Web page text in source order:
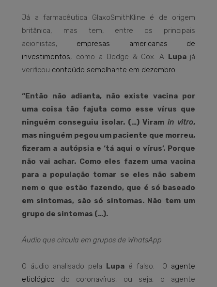
Já a farmacêutica GlaxoSmithKline é de origem
britânica, mas tem, entre os principais
acionistas, empresas americanas de
investimentos, como a Dodge & Cox. A Lupa já
verificou conteúdo semelhante em dezembro.
“Então não adianta, não existe vacina por
uma coisa tão fajuta como esse vírus que
ninguém conseguiu isolar. (…) Viram in vitro,
mas ninguém pegou um paciente que morreu,
fizeram a autópsia e ‘tá aqui o vírus’. Porque
não vai achar. Como eles fazem uma vacina
para a população tomar se eles não sabem
nem o que estão fazendo, que é só baseado
em sintomas, são só sintomas. Não tem um
grupo de sintomas (…).
Áudio que circula em grupos de WhatsApp
O áudio analisado pela Lupa é falso. O agente
etiológico do coronavírus, ou seja, o agente